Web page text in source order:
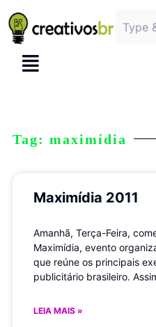
Tag: maximídia
Maximídia 2011
Amanhã, Terça-Feira,
Maximídia, evento
que reúne os principais
publicitário brasileiro.
LEIA MAIS »